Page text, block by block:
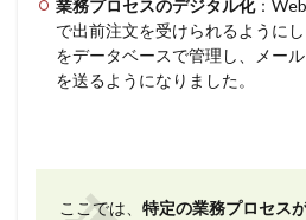
業務プロセスのデジタル化：
で出前注文を受けられるように
をデータベースで管理し、メー
を送るようになりました。
ここでは、 特定の業務プロセス